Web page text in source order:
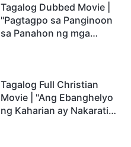
Tayo Makakapasok sa
Kaharian ng Diyos?
Tagalog Dubbed Movie |
"Pagtagpo sa Panginoon
sa Panahon ng mga
Sangkatauhan?
Tagalog Full Christian
Movie | "Ang Ebanghelyo
ng Kaharian ay Nakarating